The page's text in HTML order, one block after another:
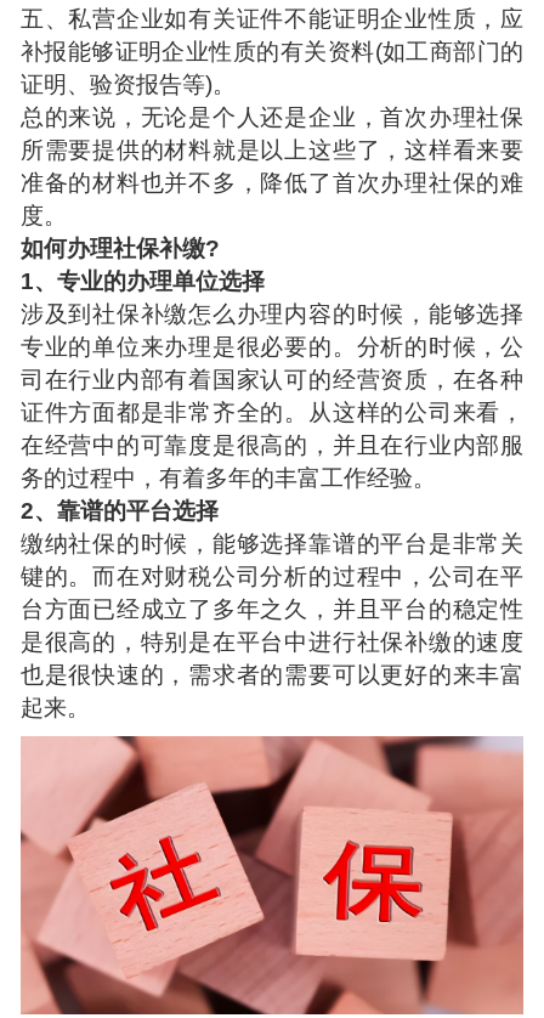
五、私营企业如有关证件不能证明企业性质，应
补报能够证明企业性质的有关资料(如工商部门的
证明、验资报告等)。
总的来说，无论是个人还是企业，首次办理社保
所需要提供的材料就是以上这些了，这样看来要
准备的材料也并不多，降低了首次办理社保的难
度。
如何办理社保补缴?
1、专业的办理单位选择
涉及到社保补缴怎么办理内容的时候，能够选择
专业的单位来办理是很必要的。分析的时候，公
司在行业内部有着国家认可的经营资质，在各种
证件方面都是非常齐全的。从这样的公司来看，
在经营中的可靠度是很高的，并且在行业内部服
务的过程中，有着多年的丰富工作经验。
2、靠谱的平台选择
缴纳社保的时候，能够选择靠谱的平台是非常关
键的。而在对财税公司分析的过程中，公司在平
台方面已经成立了多年之久，并且平台的稳定性
是很高的，特别是在平台中进行社保补缴的速度
也是很快速的，需求者的需要可以更好的来丰富
起来。